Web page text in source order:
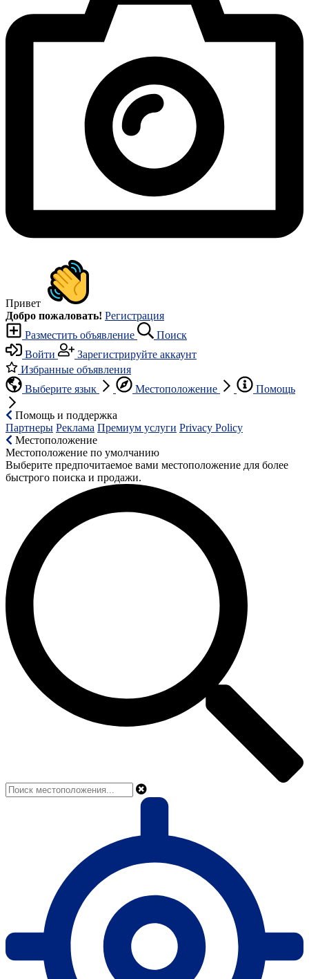
Привет
Добро пожаловать! Регистрация
Разместить объявление
Поиск
Войти
Зарегистрируйте аккаунт
Избранные объявления
Выберите язык
Местоположение Помощь
Помощь и поддержка
Партнеры Реклама Премиум услуги Privacy Policy
Местоположение
Местоположение по умолчанию
Выберите предпочитаемое вами местоположение для более
быстрого поиска и продажи.